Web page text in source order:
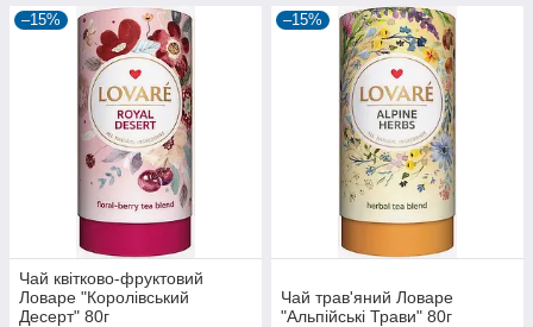
–15%
Чай квітково-фруктовий
Ловаре "Королівський
Десерт" 80г
–15%
Чай трав'яний Ловаре
"Альпійські Трави" 80г